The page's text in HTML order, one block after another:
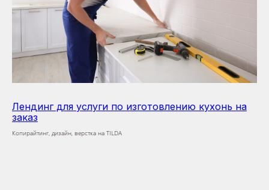
Лендинг для услуги по изготовлению кухонь на
заказ
Копирайтинг, дизайн, верстка на TILDA